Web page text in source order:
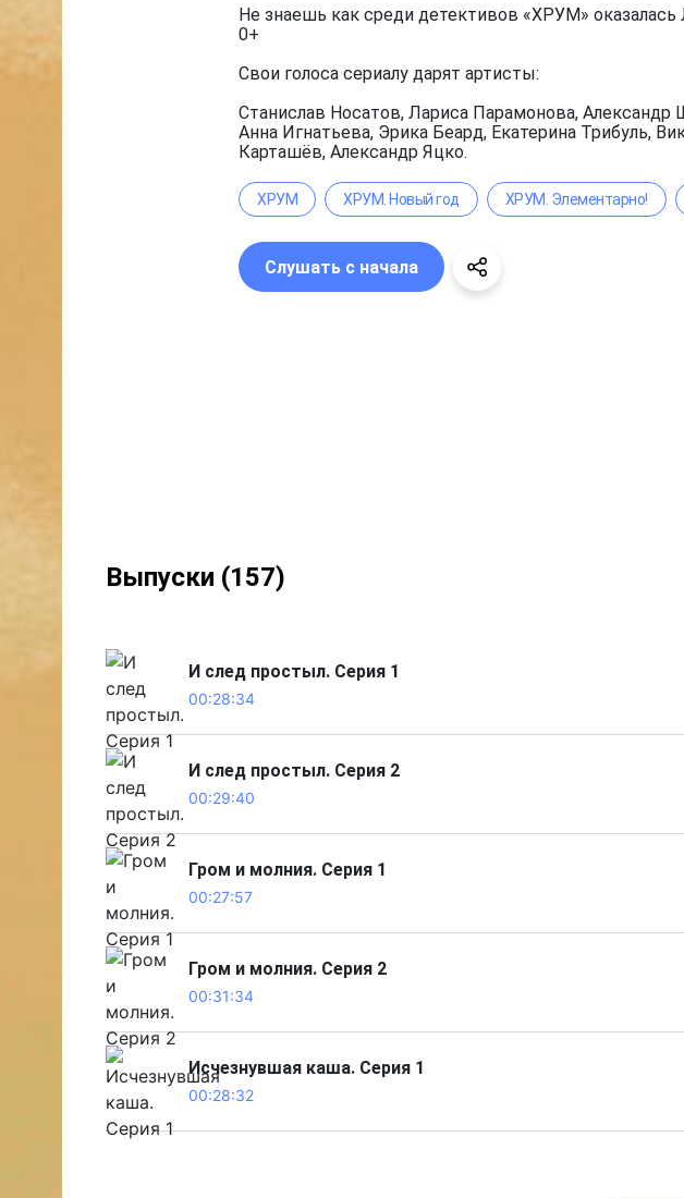
Не знаешь как среди детективов «ХРУМ»
0+
Свои голоса сериалу дарят артисты:
Станислав Носатов, Лариса Парамонова,
Анна Игнатьева, Эрика Беард, Екатерина Трибуль,
Карташёв, Александр Яцко.
ХРУМ ХРУМ. Новый год ХРУМ. Элементарно!
Слушать с начала
Выпуски (157)
И след простыл. Серия 1
00:28:34
И след простыл. Серия 2
00:29:40
Гром и молния. Серия 1
00:27:57
Гром и молния. Серия 2
00:31:34
Исчезнувшая каша. Серия 1
00:28:32